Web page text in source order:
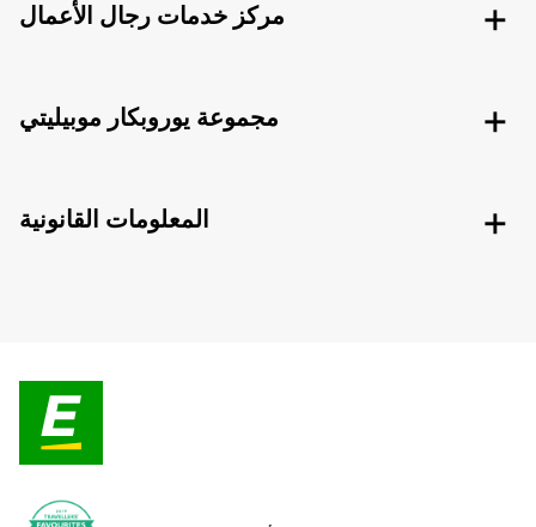
مركز خدمات رجال الأعمال
مجموعة يوروبكار موبيليتي
المعلومات القانونية